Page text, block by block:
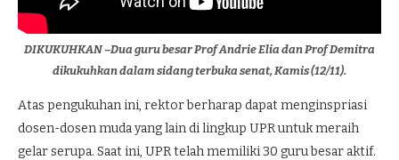
DIKUKUHKAN –Dua guru besar Prof Andrie Elia dan Prof Demitra
dikukuhkan dalam sidang terbuka senat, Kamis (12/11).
Atas pengukuhan ini, rektor berharap dapat menginspriasi
dosen-dosen muda yang lain di lingkup UPR untuk meraih
gelar serupa. Saat ini, UPR telah memiliki 30 guru besar aktif.